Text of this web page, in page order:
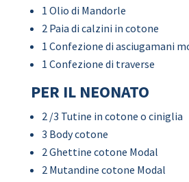
1 Olio di Mandorle
2 Paia di calzini in cotone
1 Confezione di asciugamani
1 Confezione di traverse
PER IL NEONATO
2 /3 Tutine in cotone o ciniglia
3 Body cotone
2 Ghettine cotone Modal
2 Mutandine cotone Modal